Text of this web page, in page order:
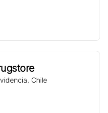
, Chile